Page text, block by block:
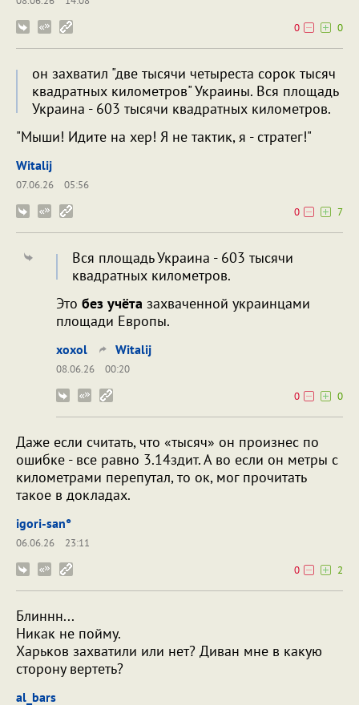
0
0
он захватил "две тысячи четыреста сорок тысяч
квадратных километров" Украины. Вся площадь
Украина - 603 тысячи квадратных километров.
"Мыши! Идите на хер! Я не тактик, я - стратег!"
Witalij
07.06.26
05:56
0
7
Вся площадь Украина - 603 тысячи
квадратных километров.
Это без учёта захваченной украинцами
площади Европы.
xoxol Witalij
08.06.26
00:20
0
0
Даже если считать, что «тысяч» он произнес по
ошибке - все равно 3.14здит. А во если он метры с
километрами перепутал, то ок, мог прочитать
такое в докладах.
igori-san°
06.06.26
23:11
0
2
Блиннн...
Никак не пойму.
Харьков захватили или нет? Диван мне в какую
сторону вертеть?
al_bars